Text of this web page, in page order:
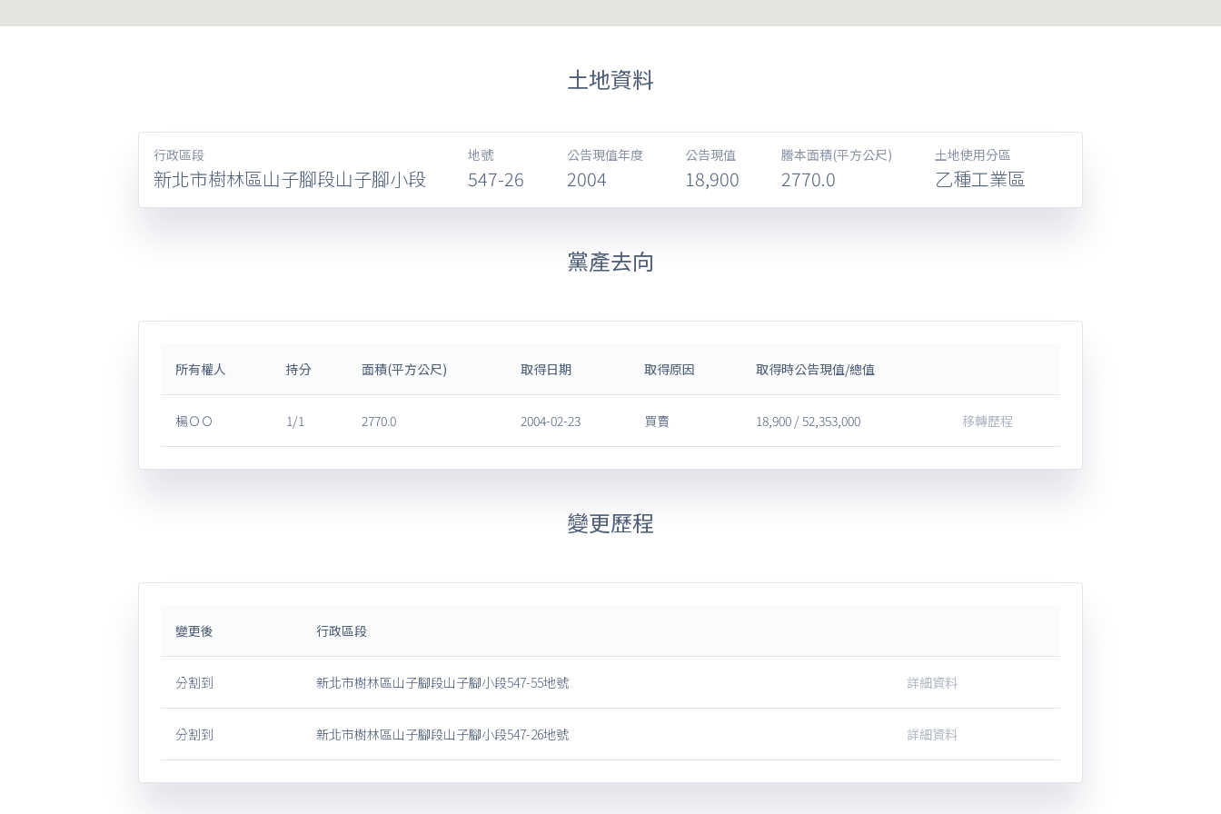
土地資料
行政區段
新北市樹林區山子腳段山子腳小段
地號
547-26
公告現值年度
2004
公告現值
18,900
謄本面積(平方公尺)
2770.0
土地使用分區
乙種工業區
黨產去向
所有權人 持分 面積(平方公尺) 取得日期 取得原因 取得時公告現值/總值
楊ＯＯ 1/1 2770.0 2004-02-23 買賣 18,900 / 52,353,000 移轉歷程
變更歷程
變更後 行政區段
分割到 新北市樹林區山子腳段山子腳小段547-55地號 詳細資料
分割到 新北市樹林區山子腳段山子腳小段547-26地號 詳細資料